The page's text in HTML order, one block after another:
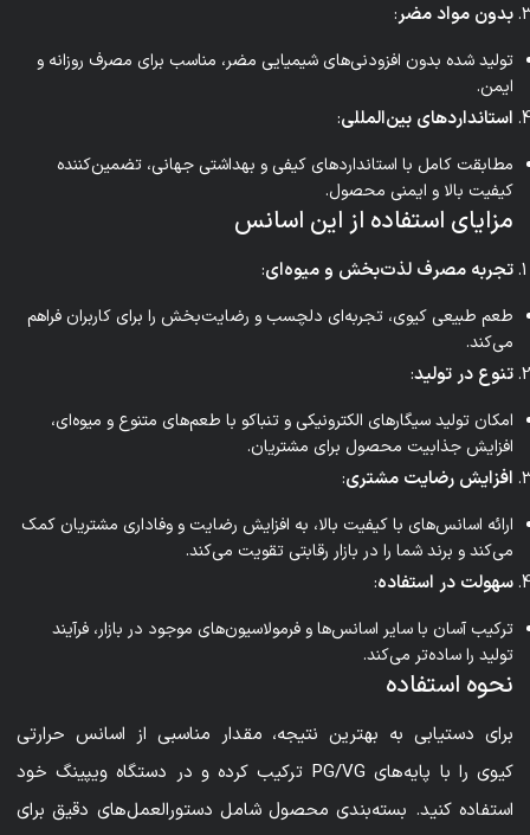
بدون مواد مضر:
تولید شده بدون افزودنی‌های شیمیایی مضر، مناسب برای مصرف روزانه و
ایمن.
استانداردهای بین‌المللی:
مطابقت کامل با استانداردهای کیفی و بهداشتی جهانی، تضمین‌کننده
کیفیت بالا و ایمنی محصول.
مزایای استفاده از این اسانس
تجربه مصرف لذت‌بخش و میوه‌ای:
طعم طبیعی کیوی، تجربه‌ای دلچسب و رضایت‌بخش را برای کاربران فراهم
می‌کند.
تنوع در تولید:
امکان تولید سیگارهای الکترونیکی و تنباکو با طعم‌های متنوع و میوه‌ای،
افزایش جذابیت محصول برای مشتریان.
افزایش رضایت مشتری:
ارائه اسانس‌های با کیفیت بالا، به افزایش رضایت و وفاداری مشتریان کمک
می‌کند و برند شما را در بازار رقابتی تقویت می‌کند.
سهولت در استفاده:
ترکیب آسان با سایر اسانس‌ها و فرمولاسیون‌های موجود در بازار، فرآیند
تولید را ساده‌تر می‌کند.
نحوه استفاده
برای دستیابی به بهترین نتیجه، مقدار مناسبی از اسانس حرارتی
کیوی را با پایه‌های PG/VG ترکیب کرده و در دستگاه ویپینگ خود
استفاده کنید. بسته‌بندی محصول شامل دستورالعمل‌های دقیق برای